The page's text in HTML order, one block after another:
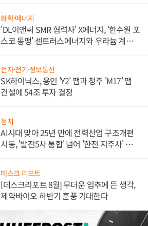
화학·에너지
'DL이앤씨 SMR 협력사' X에너지, '한수원 포
스코 동맹' 센트러스에너지와 우라늄 계약
전자·전기·정보통신
SK하이닉스, 용인 'Y2' 팹과 청주 'M17' 팹
건설에 54조 투자 결정
정치
AI시대 맞아 25년 만에 전력산업 구조개편
시동, '발전5사 통합' 넘어 '한전 지주사' 재편
데스크 리포트
[데스크리포트 8월] 무더운 입추에 든 생각,
제약바이오 하반기 훈풍 기대한다